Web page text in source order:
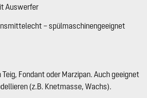
Auswerfer
– spülmaschinengeeignet
Fondant oder Marzipan. Auch geeignet
(z.B. Knetmasse, Wachs).